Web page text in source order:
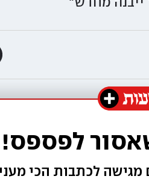
ייבנה מחדש"
לפספס!
מגישה לכתבות הכי